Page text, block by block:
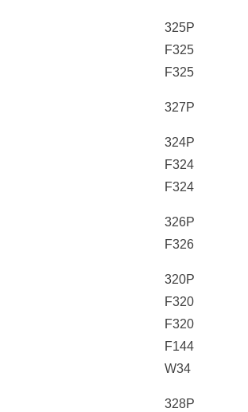
325P
F325
F325
327P
324P
F324
F324
326P
F326
320P
F320
F320
F144
W34
328P